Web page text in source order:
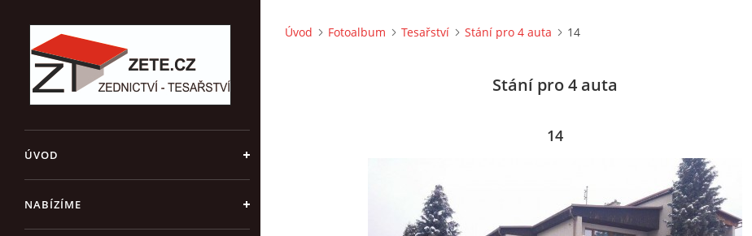
ÚVOD
NABÍZÍME
Úvod Fotoalbum Tesařství Stání pro 4 auta 14
Stání pro 4 auta
14